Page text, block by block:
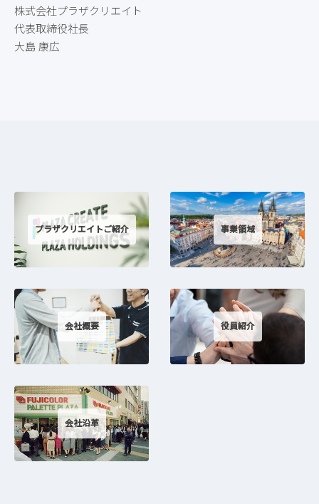
株式会社プラザクリエイト
代表取締役社長
大島 康広
プラザクリエイトご紹介 事業領域
会社概要 役員紹介
会社沿革